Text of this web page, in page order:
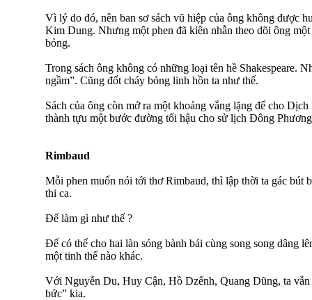
Vì lý do đó, nên ban sơ sách vũ hiệp của ông không được
Kim Dung. Nhưng một phen đã kiên nhẫn theo dõi ông
bỏng.
Trong sách ông không có những loại tên hề Shakespeare.
ngầm”. Cũng đốt cháy bỏng linh hồn ta như thế.
Sách của ông còn mở ra một khoảng vắng lặng để cho
thành tựu một bước đường tối hậu cho sử lịch Đông
Rimbaud
Mỗi phen muốn nói tới thơ Rimbaud, thì lập thời ta gác bút
thi ca.
Để làm gì như thế ?
Để có thể cho hai làn sóng bành bái cùng song song dâng
một tinh thể nào khác.
Với Nguyễn Du, Huy Cận, Hồ Dzếnh, Quang Dũng, ta
bức” kia.